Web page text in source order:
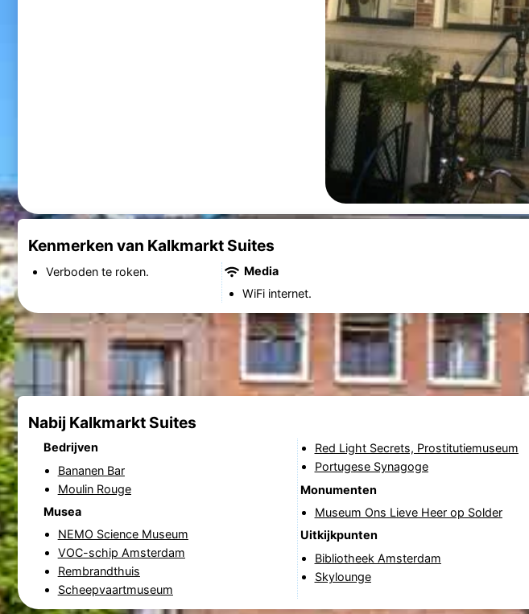
Kenmerken van Kalkmarkt Suites
Verboden te roken.
Media
WiFi internet.
Nabij Kalkmarkt Suites
Bedrijven
Bananen Bar
Moulin Rouge
Musea
NEMO Science Museum
VOC-schip Amsterdam
Rembrandthuis
Scheepvaartmuseum
Red Light Secrets, Prostitutiemuseum
Portugese Synagoge
Monumenten
Museum Ons Lieve Heer op Solder
Uitkijkpunten
Bibliotheek Amsterdam
Skylounge